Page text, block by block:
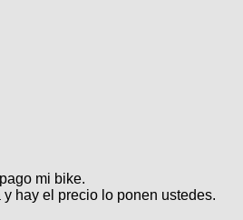
mi bike.
hay el precio lo ponen ustedes.